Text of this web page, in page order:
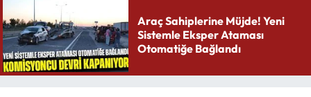
Araç Sahiplerine Müjde! Yeni
Sistemle Eksper Ataması
Otomatiğe Bağlandı